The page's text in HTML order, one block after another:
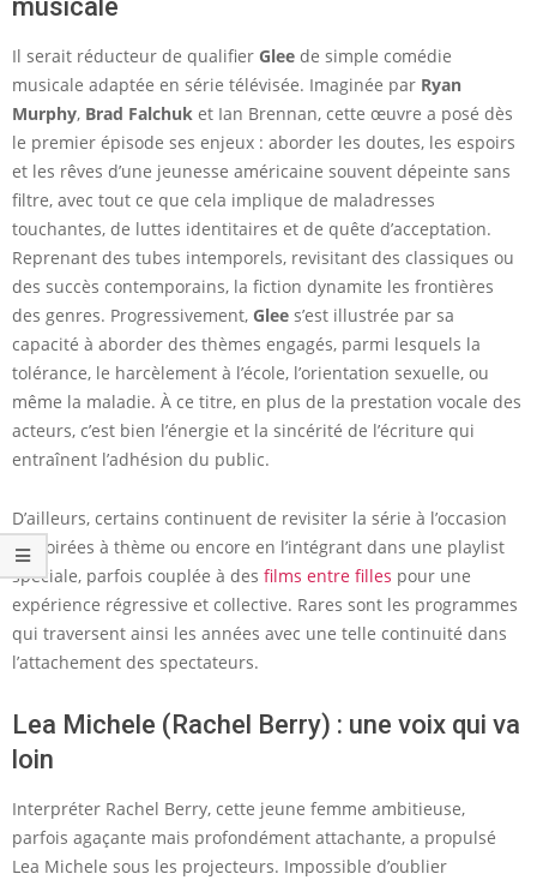
musicale
Il serait réducteur de qualifier Glee de simple comédie
musicale adaptée en série télévisée. Imaginée par Ryan
Murphy, Brad Falchuk et Ian Brennan, cette œuvre a posé dès
le premier épisode ses enjeux : aborder les doutes, les espoirs
et les rêves d’une jeunesse américaine souvent dépeinte sans
filtre, avec tout ce que cela implique de maladresses
touchantes, de luttes identitaires et de quête d’acceptation.
Reprenant des tubes intemporels, revisitant des classiques ou
des succès contemporains, la fiction dynamite les frontières
des genres. Progressivement, Glee s’est illustrée par sa
capacité à aborder des thèmes engagés, parmi lesquels la
tolérance, le harcèlement à l’école, l’orientation sexuelle, ou
même la maladie. À ce titre, en plus de la prestation vocale des
acteurs, c’est bien l’énergie et la sincérité de l’écriture qui
entraînent l’adhésion du public.
D’ailleurs, certains continuent de revisiter la série à l’occasion
de soirées à thème ou encore en l’intégrant dans une playlist
spéciale, parfois couplée à des films entre filles pour une
expérience régressive et collective. Rares sont les programmes
qui traversent ainsi les années avec une telle continuité dans
l’attachement des spectateurs.
Lea Michele (Rachel Berry) : une voix qui va
loin
Interpréter Rachel Berry, cette jeune femme ambitieuse,
parfois agaçante mais profondément attachante, a propulsé
Lea Michele sous les projecteurs. Impossible d’oublier